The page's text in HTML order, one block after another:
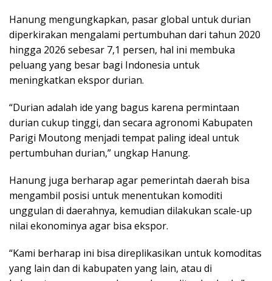
Hanung mengungkapkan, pasar global untuk durian
diperkirakan mengalami pertumbuhan dari tahun 2020
hingga 2026 sebesar 7,1 persen, hal ini membuka
peluang yang besar bagi Indonesia untuk
meningkatkan ekspor durian.
“Durian adalah ide yang bagus karena permintaan
durian cukup tinggi, dan secara agronomi Kabupaten
Parigi Moutong menjadi tempat paling ideal untuk
pertumbuhan durian,” ungkap Hanung.
Hanung juga berharap agar pemerintah daerah bisa
mengambil posisi untuk menentukan komoditi
unggulan di daerahnya, kemudian dilakukan scale-up
nilai ekonominya agar bisa ekspor.
“Kami berharap ini bisa direplikasikan untuk komoditas
yang lain dan di kabupaten yang lain, atau di